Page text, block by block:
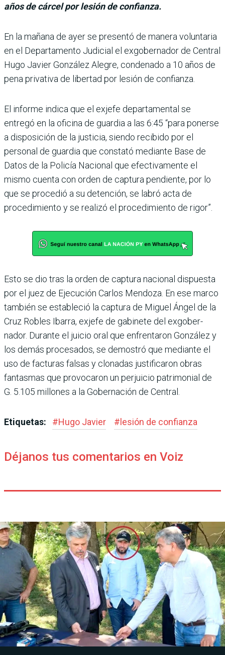
años de cárcel por lesión de confianza.
En la mañana de ayer se pre­sentó de manera voluntaria
en el Departamento Judicial el exgobernador de Central
Hugo Javier González Alegre, condenado a 10 años de
pena privativa de libertad por lesión de confianza.
El informe indica que el exjefe departamental se
entregó en la oficina de guardia a las 6:45 “para ponerse
a disposición de la justicia, siendo recibido por el
personal de guardia que constató mediante Base de
Datos de la Policía Nacional que efectivamente el
mismo cuenta con orden de captura pendiente, por lo
que se proce­dió a su detención, se labró acta de
procedimiento y se realizó el procedimiento de rigor”.
Esto se dio tras la orden de cap­tura nacional dispuesta
por el juez de Ejecución Carlos Men­doza. En ese marco
también se estableció la captura de Miguel Ángel de la
Cruz Robles Ibarra, exjefe de gabinete del exgober­
nador. Durante el juicio oral que enfrentaron González y
los demás procesados, se demos­tró que mediante el
uso de fac­turas falsas y clonadas justi­ficaron obras
fantasmas que provocaron un perjuicio patri­monial de
G. 5.105 millones a la Gobernación de Central.
Etiquetas: #Hugo Javier # lesión de confianza
Déjanos tus comentarios en Voiz